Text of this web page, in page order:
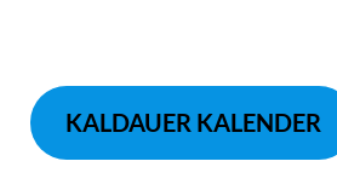
KALDAUER KALENDER